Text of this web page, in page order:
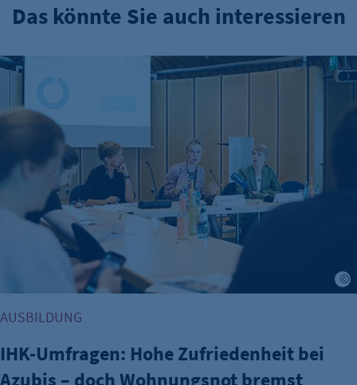
Das könnte Sie auch interessieren
IHK-Umfragen: Hohe Zufriedenheit bei Azubis – doch
AUSBILDUNG
IHK-Umfragen: Hohe Zufriedenheit bei
Azubis – doch Wohnungsnot bremst